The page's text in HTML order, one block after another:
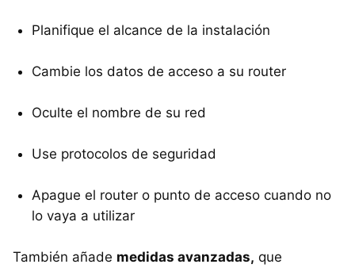
Planifique el alcance de la instalación
Cambie los datos de acceso a su router
Oculte el nombre de su red
Use protocolos de seguridad
Apague el router o punto de acceso cuando no
lo vaya a utilizar
También añade medidas avanzadas, que